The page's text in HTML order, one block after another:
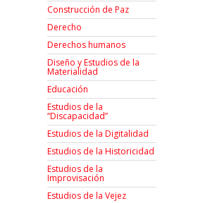
Construcción de Paz
Derecho
Derechos humanos
Diseño y Estudios de la
Materialidad
Educación
Estudios de la
“Discapacidad”
Estudios de la Digitalidad
Estudios de la Historicidad
Estudios de la
Improvisación
Estudios de la Vejez